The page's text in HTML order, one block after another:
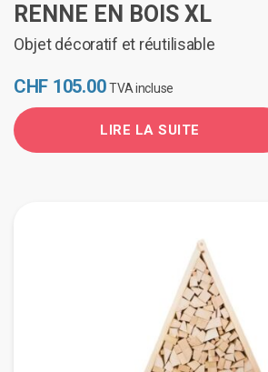
RENNE EN BOIS XL
Objet décoratif et réutilisable
CHF 105.00 TVA incluse
LIRE LA SUITE